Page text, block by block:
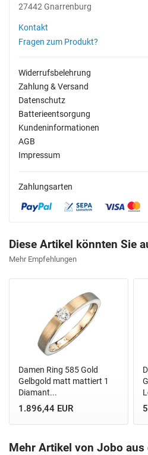
27442 Gnarrenburg
Kontakt
Fragen zum Produkt?
Widerrufsbelehrung
Zahlung & Versand
Datenschutz
Batterieentsorgung
Kundeninformationen
AGB
Impressum
Zahlungsarten
Diese Artikel könnten Sie
Mehr Empfehlungen
Damen Ring 585 Gold
Gelbgold matt mattiert 1
Diamant...
1.896,44 EUR
Mehr Artikel von Jobo aus